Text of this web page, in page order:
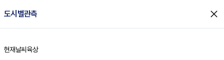
도시별관측 close
홈
현재날씨 육상